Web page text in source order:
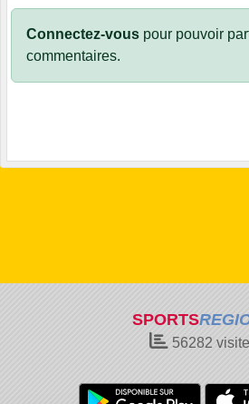
Connectez-vous pour pouvoir
commentaires.
SPORTS
56282